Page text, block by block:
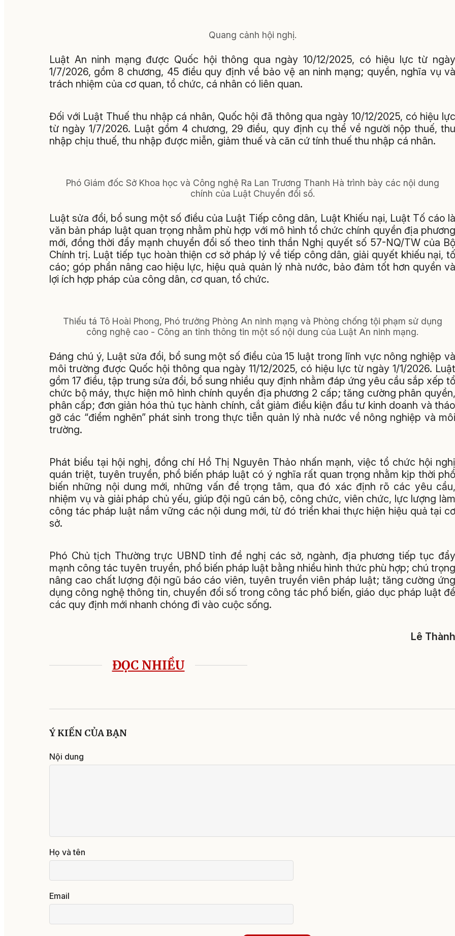
Quang cảnh hội nghị.
Luật An ninh mạng được Quốc hội thông qua ngày 10/12/2025, có hiệu lực từ ngày
1/7/2026, gồm 8 chương, 45 điều quy định về bảo vệ an ninh mạng; quyền, nghĩa vụ và
trách nhiệm của cơ quan, tổ chức, cá nhân có liên quan.
Đối với Luật Thuế thu nhập cá nhân, Quốc hội đã thông qua ngày 10/12/2025, có hiệu lực
từ ngày 1/7/2026. Luật gồm 4 chương, 29 điều, quy định cụ thể về người nộp thuế, thu
nhập chịu thuế, thu nhập được miễn, giảm thuế và căn cứ tính thuế thu nhập cá nhân.
Phó Giám đốc Sở Khoa học và Công nghệ Ra Lan Trương Thanh Hà trình bày các nội dung
chính của Luật Chuyển đổi số.
Luật sửa đổi, bổ sung một số điều của Luật Tiếp công dân, Luật Khiếu nại, Luật Tố cáo là
văn bản pháp luật quan trọng nhằm phù hợp với mô hình tổ chức chính quyền địa phương
mới, đồng thời đẩy mạnh chuyển đổi số theo tinh thần Nghị quyết số 57-NQ/TW của Bộ
Chính trị. Luật tiếp tục hoàn thiện cơ sở pháp lý về tiếp công dân, giải quyết khiếu nại, tố
cáo; góp phần nâng cao hiệu lực, hiệu quả quản lý nhà nước, bảo đảm tốt hơn quyền và
lợi ích hợp pháp của công dân, cơ quan, tổ chức.
Thiếu tá Tô Hoài Phong, Phó trưởng Phòng An ninh mạng và Phòng chống tội phạm sử dụng
công nghệ cao - Công an tỉnh thông tin một số nội dung của Luật An ninh mạng.
Đáng chú ý, Luật sửa đổi, bổ sung một số điều của 15 luật trong lĩnh vực nông nghiệp và
môi trường được Quốc hội thông qua ngày 11/12/2025, có hiệu lực từ ngày 1/1/2026. Luật
gồm 17 điều, tập trung sửa đổi, bổ sung nhiều quy định nhằm đáp ứng yêu cầu sắp xếp tổ
chức bộ máy, thực hiện mô hình chính quyền địa phương 2 cấp; tăng cường phân quyền,
phân cấp; đơn giản hóa thủ tục hành chính, cắt giảm điều kiện đầu tư kinh doanh và tháo
gỡ các “điểm nghẽn” phát sinh trong thực tiễn quản lý nhà nước về nông nghiệp và môi
trường.
Phát biểu tại hội nghị, đồng chí Hồ Thị Nguyên Thảo nhấn mạnh, việc tổ chức hội nghị
quán triệt, tuyên truyền, phổ biến pháp luật có ý nghĩa rất quan trọng nhằm kịp thời phổ
biến những nội dung mới, những vấn đề trọng tâm, qua đó xác định rõ các yêu cầu,
nhiệm vụ và giải pháp chủ yếu, giúp đội ngũ cán bộ, công chức, viên chức, lực lượng làm
công tác pháp luật nắm vững các nội dung mới, từ đó triển khai thực hiện hiệu quả tại cơ
sở.
Phó Chủ tịch Thường trực UBND tỉnh đề nghị các sở, ngành, địa phương tiếp tục đẩy
mạnh công tác tuyên truyền, phổ biến pháp luật bằng nhiều hình thức phù hợp; chú trọng
nâng cao chất lượng đội ngũ báo cáo viên, tuyên truyền viên pháp luật; tăng cường ứng
dụng công nghệ thông tin, chuyển đổi số trong công tác phổ biến, giáo dục pháp luật để
các quy định mới nhanh chóng đi vào cuộc sống.
Lê Thành
ĐỌC NHIỀU
Ý KIẾN CỦA BẠN
Nội dung
Họ và tên
Email